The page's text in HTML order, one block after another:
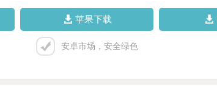
苹果下载
安卓市场，安全绿色